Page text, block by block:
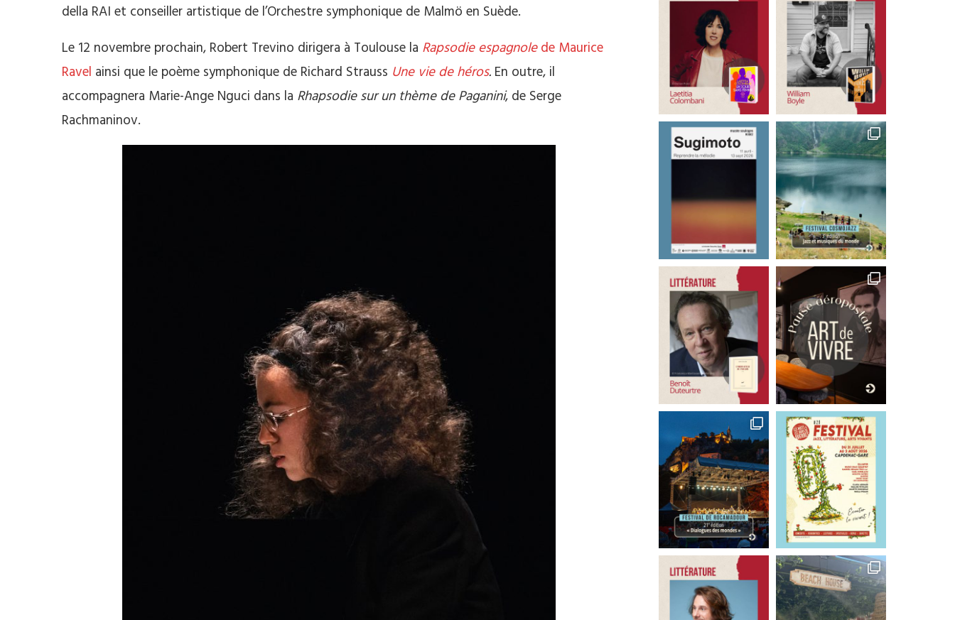
della RAI et conseiller artistique de l’Orchestre symphonique de Malmö en Suède.
Le 12 novembre prochain, Robert Trevino dirigera à Toulouse la Rapsodie espagnolede Maurice
Ravel ainsi que le poème symphonique de Richard Strauss Une vie de héros. En outre, il
accompagnera Marie-Ange Nguci dans la Rhapsodie sur un thème de Paganini, de Serge
Rachmaninov.